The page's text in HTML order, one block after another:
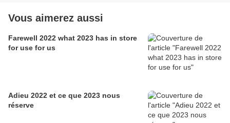
Vous aimerez aussi
Farewell 2022 what 2023 has in store
for use for us
Adieu 2022 et ce que 2023 nous
réserve